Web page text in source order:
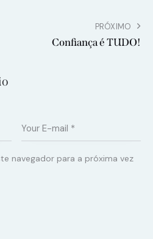
PRÓXIMO
Confiança é TUDO!
navegador para a próxima vez